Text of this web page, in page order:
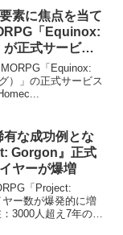
素に焦点を当て
「Equinox:
正式サービス
「Equinox:
）」の正式サービス
有な成功例とな
Gorgon』正式
ヤーが爆増
「Project:
ー数が爆発的に増
3000人超え7年のア